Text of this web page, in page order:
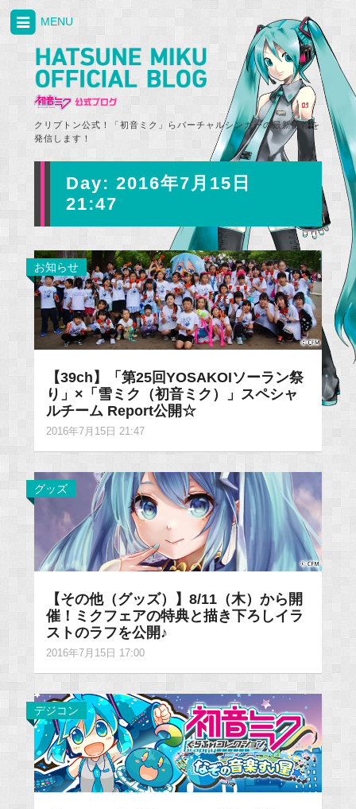
クリプトン公式！「初音ミク」らバーチャルシンガーの最新情報を
発信します！
MENU
Day: 2016年7月15日
21:47
お知らせ
【39ch】「第25回YOSAKOIソーラン祭
り」×「雪ミク（初音ミク）」スペシャ
ルチーム Report公開☆
2016年7月15日 21:47
グッズ
【その他（グッズ）】8/11（木）から開
催！ミクフェアの特典と描き下ろしイラ
ストのラフを公開♪
2016年7月15日 17:00
デジコン